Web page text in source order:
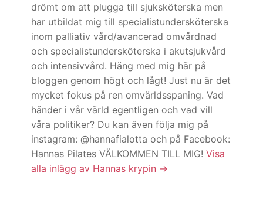
drömt om att plugga till sjuksköterska men
har utbildat mig till specialistundersköterska
inom palliativ vård/avancerad omvårdnad
och specialistundersköterska i akutsjukvård
och intensivvård. Häng med mig här på
bloggen genom högt och lågt! Just nu är det
mycket fokus på ren omvärldsspaning. Vad
händer i vår värld egentligen och vad vill
våra politiker? Du kan även följa mig på
instagram: @hannafialotta och på Facebook:
Hannas Pilates VÄLKOMMEN TILL MIG! Visa
alla inlägg av Hannas krypin